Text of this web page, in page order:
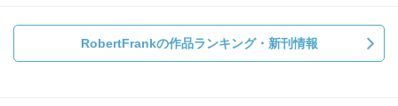
RobertFrankの作品ランキング・新刊情報